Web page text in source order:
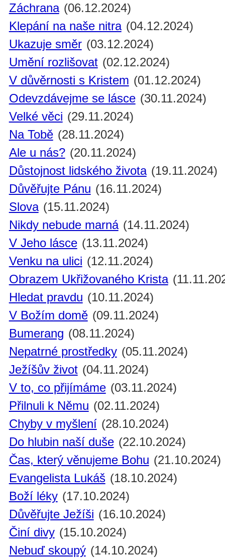
Záchrana (06.12.2024)
Klepání na naše nitra (04.12.2024)
Ukazuje směr (03.12.2024)
Umění rozlišovat (02.12.2024)
V důvěrnosti s Kristem (01.12.2024)
Odevzdávejme se lásce (30.11.2024)
Velké věci (29.11.2024)
Na Tobě (28.11.2024)
Ale u nás? (20.11.2024)
Důstojnost lidského života (19.11.2024)
Důvěřujte Pánu (16.11.2024)
Slova (15.11.2024)
Nikdy nebude marná (14.11.2024)
V Jeho lásce (13.11.2024)
Venku na ulici (12.11.2024)
Obrazem Ukřižovaného Krista
Hledat pravdu (10.11.2024)
V Božím domě (09.11.2024)
Bumerang (08.11.2024)
Nepatrné prostředky (05.11.2024)
Ježíšův život (04.11.2024)
V to, co přijímáme (03.11.2024)
Přilnuli k Němu (02.11.2024)
Chyby v myšlení (28.10.2024)
Do hlubin naší duše (22.10.2024)
Čas, který věnujeme Bohu (21.10.2024)
Evangelista Lukáš (18.10.2024)
Boží léky (17.10.2024)
Důvěřujte Ježíši (16.10.2024)
Činí divy (15.10.2024)
Nebuď skoupý (14.10.2024)